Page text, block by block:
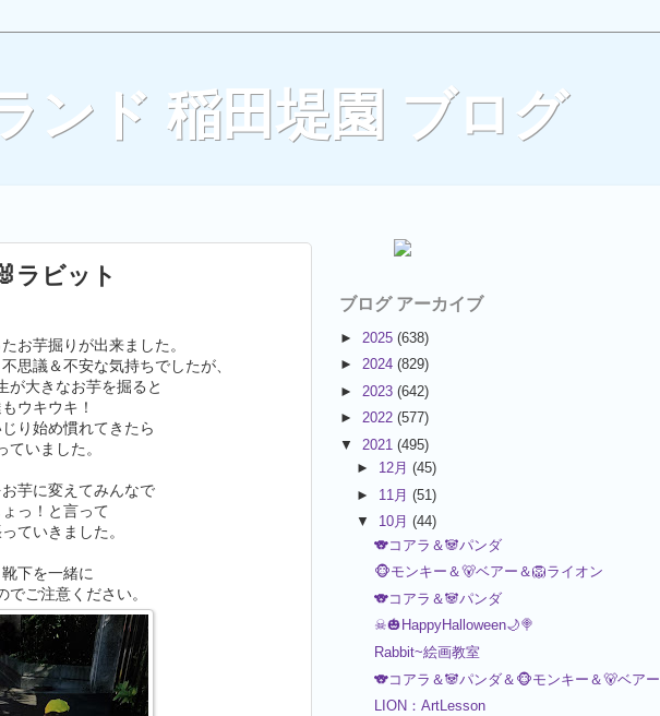
ンド 稲田堤園 ブログ
ラビット
お芋掘りが出来ました。
思議＆不安な気持ちでしたが、
が大きなお芋を掘ると
ウキウキ！
り始め慣れてきたら
ていました。
芋に変えてみんなで
っ！と言って
ていきました。
下を一緒に
でご注意ください。
ブログ アーカイブ
► 2025 (638)
► 2024 (829)
► 2023 (642)
► 2022 (577)
▼ 2021 (495)
► 12月(45)
► 11月(51)
▼ 10月(44)
🐨コアラ＆🐼パンダ
🐵モンキー＆🐻ベアー＆🦁ライオン
🐨コアラ＆🐼パンダ
☠🎃HappyHalloween🌙🍭
Rabbit~絵画教室
🐨コアラ＆🐼パンダ＆‪🐵モンキー＆🐻ベアー
LION：ArtLesson